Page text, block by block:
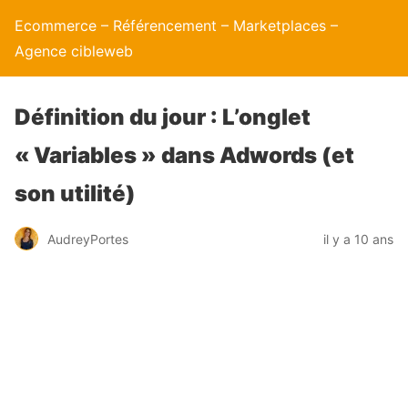
Ecommerce – Référencement – Marketplaces –
Agence cibleweb
Définition du jour : L’onglet
« Variables » dans Adwords (et
son utilité)
AudreyPortes il y a 10 ans